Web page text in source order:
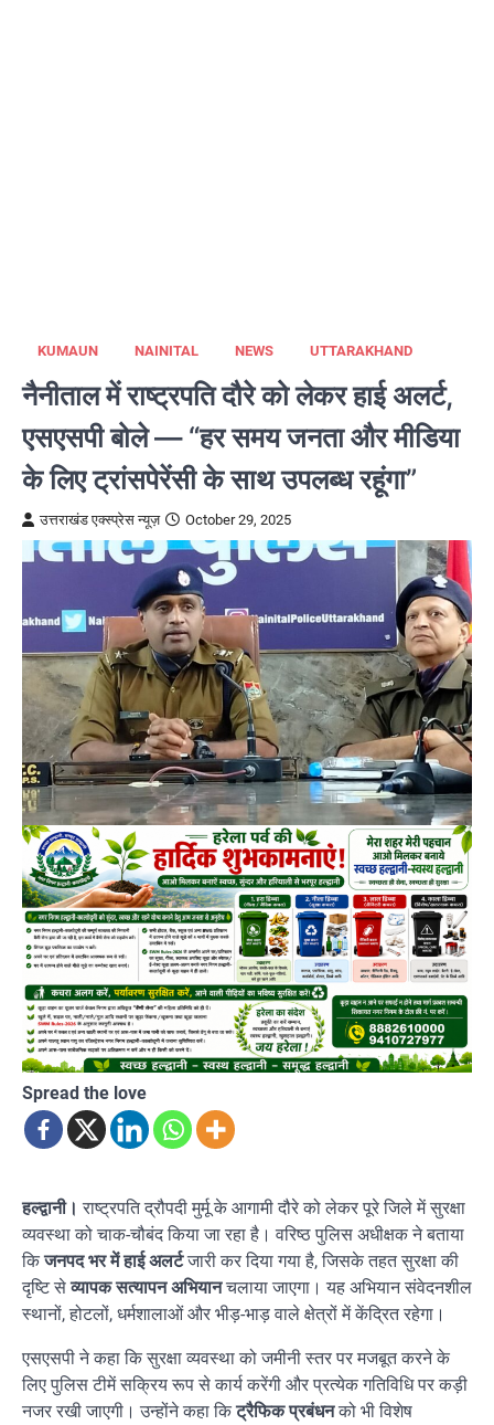
KUMAUN NAINITAL NEWS UTTARAKHAND
नैनीताल में राष्ट्रपति दौरे को लेकर हाई अलर्ट,
एसएसपी बोले — “हर समय जनता और मीडिया
के लिए ट्रांसपेरेंसी के साथ उपलब्ध रहूंगा”
उत्तराखंड एक्स्प्रेस न्यूज़ October 29, 2025
Spread the love
हल्द्वानी।राष्ट्रपति द्रौपदी मुर्मू के आगामी दौरे को लेकर पूरे जिले में सुरक्षा
व्यवस्था को चाक-चौबंद किया जा रहा है। वरिष्ठ पुलिस अधीक्षक ने बताया
किजनपद भर में हाई अलर्टजारी कर दिया गया है, जिसके तहत सुरक्षा की
दृष्टि सेव्यापक सत्यापन अभियानचलाया जाएगा। यह अभियान संवेदनशील
स्थानों, होटलों, धर्मशालाओं और भीड़-भाड़ वाले क्षेत्रों में केंद्रित रहेगा।
एसएसपी ने कहा कि सुरक्षा व्यवस्था को जमीनी स्तर पर मजबूत करने के
लिए पुलिस टीमें सक्रिय रूप से कार्य करेंगी और प्रत्येक गतिविधि पर कड़ी
नजर रखी जाएगी। उन्होंने कहा किट्रैफिक प्रबंधनको भी विशेष